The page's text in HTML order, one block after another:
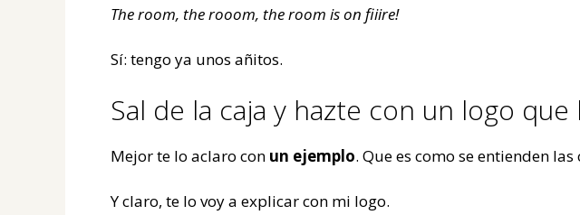
The room, the rooom, the room is on fiiire!
Sí: tengo ya unos añitos.
Sal de la caja y hazte con un logo
Mejor te lo aclaro con un ejemplo. Que es como se entienden las
Y claro, te lo voy a explicar con mi logo.